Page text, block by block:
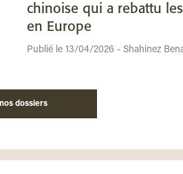
chinoise qui a rebattu
en Europe
Publié le 13/04/2026 - Shahinez
Tous nos dossiers